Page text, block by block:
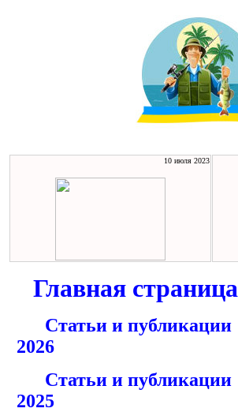
10 июля 2023
Главная страница
Статьи и публикации
2026
Статьи и публикации
2025